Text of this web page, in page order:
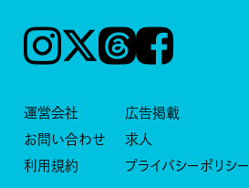
Instagram𝕏ThreadsFacebook
運営会社
広告掲載
お問い合わせ
求人
利用規約
プライバシーポリシー